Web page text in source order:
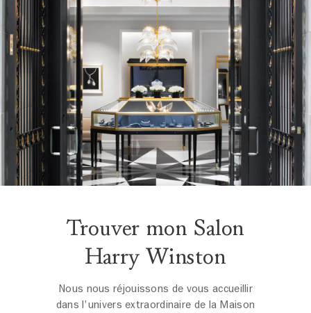
Trouver mon Salon
Harry Winston
Nous nous réjouissons de vous accueillir
dans l'univers extraordinaire de la Maison